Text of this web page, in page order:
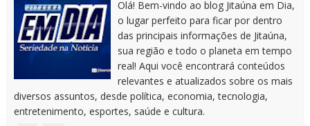
Olá! Bem-vindo ao blog Jitaúna em Dia,
o lugar perfeito para ficar por dentro
das principais informações de Jitaúna,
sua região e todo o planeta em tempo
real! Aqui você encontrará conteúdos
relevantes e atualizados sobre os mais
diversos assuntos, desde política, economia, tecnologia,
entretenimento, esportes, saúde e cultura.